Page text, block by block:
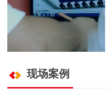
而上。
助力智能制造，共建智慧工
现场案例